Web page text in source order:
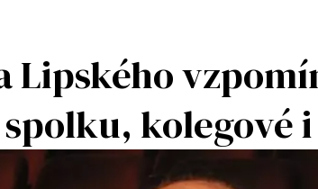
Lipského